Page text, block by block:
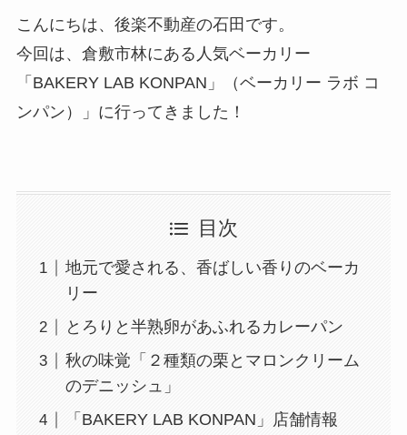
こんにちは、後楽不動産の石田です。
今回は、倉敷市林にある人気ベーカリー
「BAKERY LAB KONPAN」（ベーカリー ラボ コ
ンパン）」に行ってきました！
目次
地元で愛される、香ばしい香りのベーカ
リー
とろりと半熟卵があふれるカレーパン
秋の味覚「２種類の栗とマロンクリーム
のデニッシュ」
「BAKERY LAB KONPAN」店舗情報